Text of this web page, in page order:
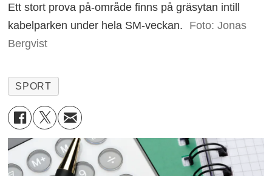
Ett stort prova på-område finns på gräsytan intill
kabelparken under hela SM-veckan.
Foto: Jonas
Bergvist
SPORT